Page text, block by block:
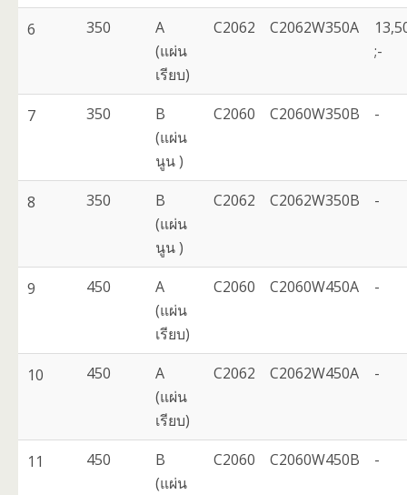
6 350
A
(แผ่น
เรียบ)
C2062 C2062W350A
;-
7 350
B
(แผ่น
นูน )
C2060 C2060W350B -
8 350
B
(แผ่น
นูน )
C2062 C2062W350B -
9 450
A
(แผ่น
เรียบ)
C2060 C2060W450A -
10 450
A
(แผ่น
เรียบ)
C2062 C2062W450A -
11 450
B
(แผ่น
C2060 C2060W450B -